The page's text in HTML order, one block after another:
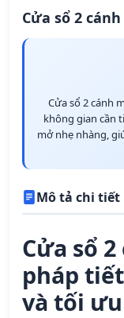
Cửa sổ 2
Cửa sổ 2 cánh
không gian cần
mở nhẹ nhàng,
Mô tả chi tiết
Cửa sổ
pháp
và tối